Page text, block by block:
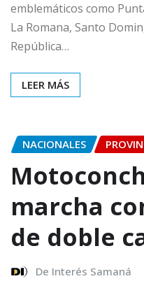
emblemáticos como
La Romana, Santo
República…
LEER MÁS
NACIONALES
marcha
de doble
De Interés Samaná